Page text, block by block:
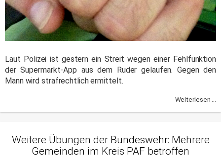
Laut Polizei ist gestern ein Streit wegen einer Fehlfunktion
der Supermarkt-App aus dem Ruder gelaufen. Gegen den
Mann wird strafrechtlich ermittelt.
Weiterlesen ...
Weitere Übungen der Bundeswehr: Mehrere
Gemeinden im Kreis PAF betroffen